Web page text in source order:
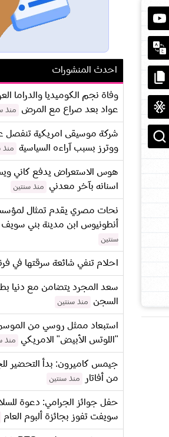
احدث المنشورات
وفاة نجم الكوميديا والدراما
عواد بعد صراع مع المرض
منذ
شركة موسيقى امريكية تنفصل
ووترز بسبب آراءه السياسية
منذ
هوس الاستعراض يدفع كاني
اسنانه بآخر معدني
منذ سنتين
نحات مصري يقدم تمثال لمؤسس
أنطونيوس ابن مدينة بني
سنتين
احلام تنفي شائعة سرقتها في
سعد المجرد يتضامن مع دنيا
السجن
منذ سنتين
استبعاد ممثل روسي من
"اللوتس الأبيض" الامريكي
منذ
جيمس كاميرون: بدأ التحضير
من أفاتار
منذ سنتين
حفل جوائز الجرامي: دعوة
سويفت تفوز بجائزة ألبوم العام